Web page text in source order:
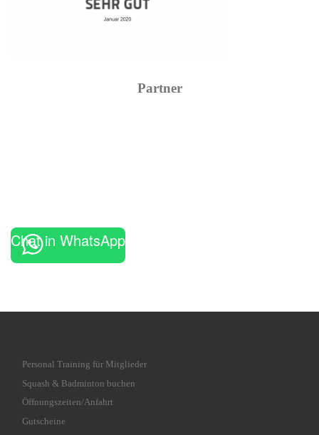
Partner
Chat in WhatsApp
Personal Training für Mitglieder
Squash & Badminton buchen
Öffnungszeiten/Anfahrt
Gutscheine